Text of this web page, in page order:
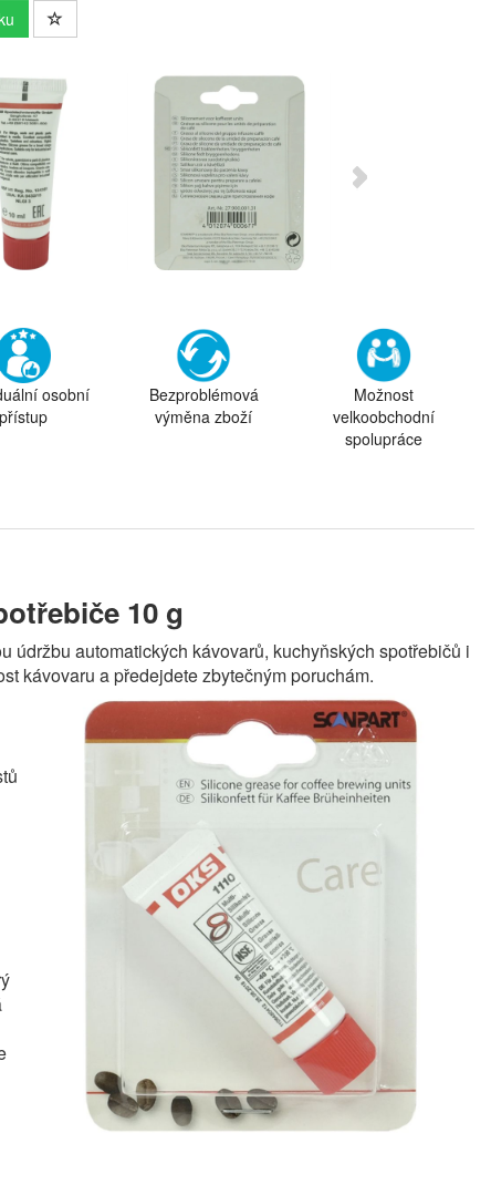
osobní
přístup
Bezproblémová
výměna zboží
Možnost
velkoobchodní
spolupráce
10 g
údržbu automatických kávovarů, kuchyňských spotřebičů i
kávovaru a předejdete zbytečným poruchám.